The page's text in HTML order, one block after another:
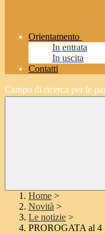
Orientamento
In entrata
In uscita
Contatti
Campo di ricerca per le
Home >
Novità >
Le notizie >
PROROGATA al 4